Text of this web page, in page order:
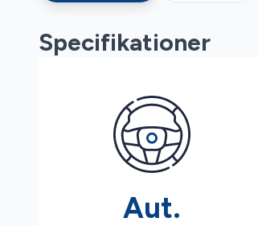
Specifikationer
Aut.